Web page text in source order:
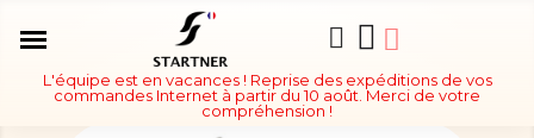
L'équipe est en vacances ! Reprise des expéditions de vos
commandes Internet à partir du 10 août. Merci de votre
compréhension !